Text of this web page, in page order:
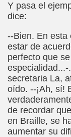
Y pasa el
dice:
--Bien. En esta
estar de
perfecto que
secretaria La,
oído. --¡Ah, sí!
de recordar
en Braille, se
aumentar su
(Pedro Zurita)
(Pedro Zurita)
(Pedro
Euskera
de San
Galán)